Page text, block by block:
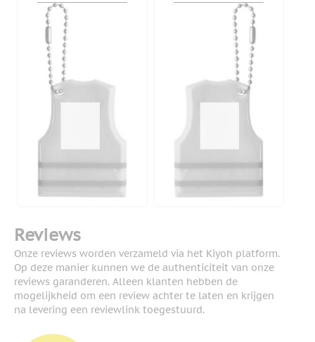
Reviews
Onze reviews worden verzameld via het Kiyoh platform.
Op deze manier kunnen we de authenticiteit van onze
reviews garanderen. Alleen klanten hebben de
mogelijkheid om een review achter te laten en krijgen
na levering een reviewlink toegestuurd.